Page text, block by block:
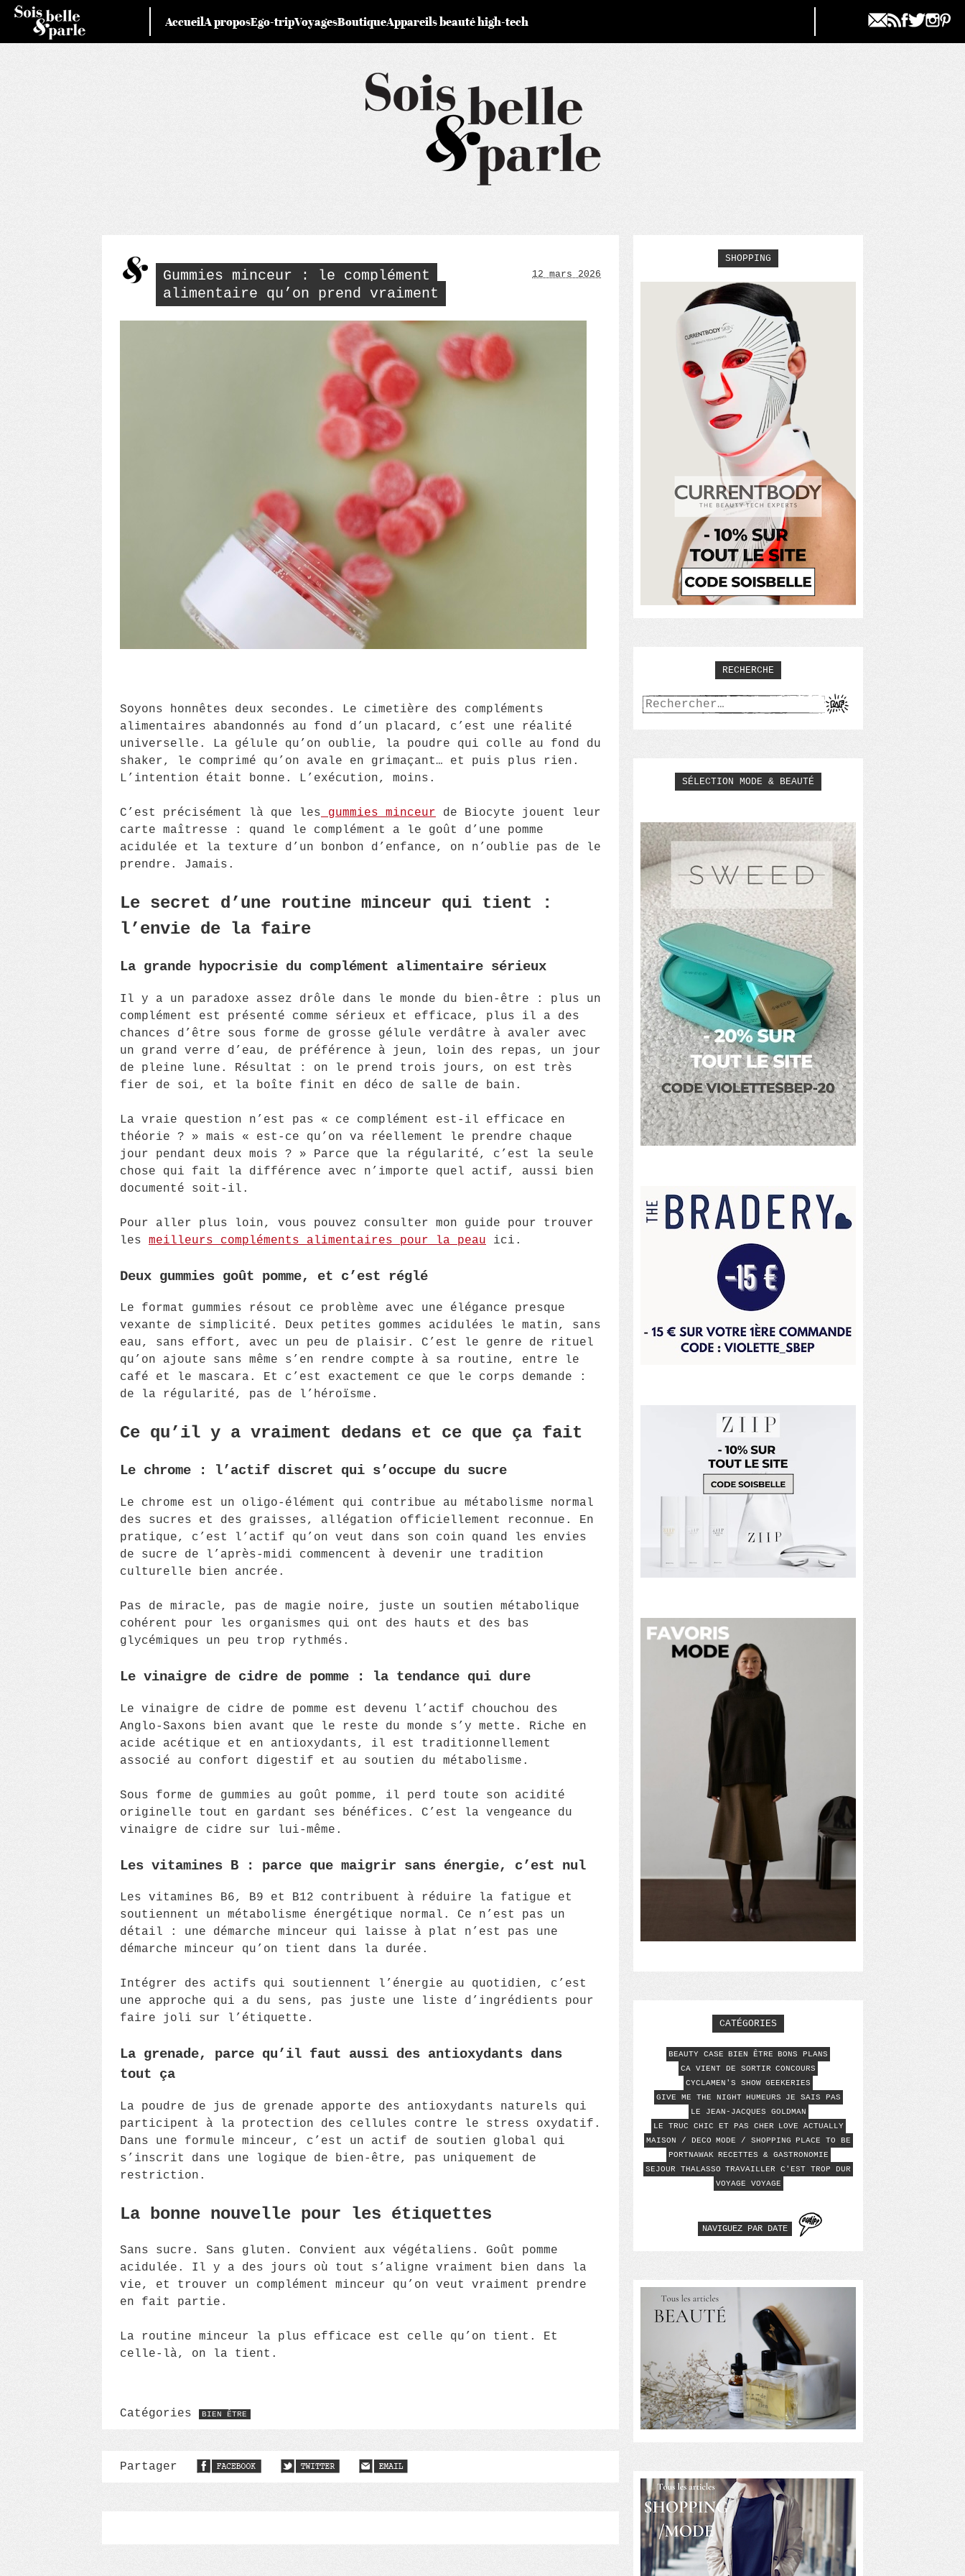
Skip
content
AccueilA proposEgo-tripVoyagesBoutiqueAppareils beauté high-tech
Gummies minceur : le complément
alimentaire qu’on prend vraiment
12 mars 2026
Soyons honnêtes deux secondes. Le cimetière des compléments
alimentaires abandonnés au fond d’un placard, c’est une réalité
universelle. La gélule qu’on oublie, la poudre qui colle au fond du
shaker, le comprimé qu’on avale en grimaçant… et puis plus rien.
L’intention était bonne. L’exécution, moins.
C’est précisément là que les gummies minceur de Biocyte jouent leur
carte maîtresse : quand le complément a le goût d’une pomme
acidulée et la texture d’un bonbon d’enfance, on n’oublie pas de le
prendre. Jamais.
Le secret d’une routine minceur qui tient :
l’envie de la faire
La grande hypocrisie du complément alimentaire sérieux
Il y a un paradoxe assez drôle dans le monde du bien-être : plus un
complément est présenté comme sérieux et efficace, plus il a des
chances d’être sous forme de grosse gélule verdâtre à avaler avec
un grand verre d’eau, de préférence à jeun, loin des repas, un jour
de pleine lune. Résultat : on le prend trois jours, on est très
fier de soi, et la boîte finit en déco de salle de bain.
La vraie question n’est pas « ce complément est-il efficace en
théorie ? » mais « est-ce qu’on va réellement le prendre chaque
jour pendant deux mois ? » Parce que la régularité, c’est la seule
chose qui fait la différence avec n’importe quel actif, aussi bien
documenté soit-il.
Pour aller plus loin, vous pouvez consulter mon guide pour trouver
les meilleurs compléments alimentaires pour la peau ici.
Deux gummies goût pomme, et c’est réglé
Le format gummies résout ce problème avec une élégance presque
vexante de simplicité. Deux petites gommes acidulées le matin, sans
eau, sans effort, avec un peu de plaisir. C’est le genre de rituel
qu’on ajoute sans même s’en rendre compte à sa routine, entre le
café et le mascara. Et c’est exactement ce que le corps demande :
de la régularité, pas de l’héroïsme.
Ce qu’il y a vraiment dedans et ce que ça fait
Le chrome : l’actif discret qui s’occupe du sucre
Le chrome est un oligo-élément qui contribue au métabolisme normal
des sucres et des graisses, allégation officiellement reconnue. En
pratique, c’est l’actif qu’on veut dans son coin quand les envies
de sucre de l’après-midi commencent à devenir une tradition
culturelle bien ancrée.
Pas de miracle, pas de magie noire, juste un soutien métabolique
cohérent pour les organismes qui ont des hauts et des bas
glycémiques un peu trop rythmés.
Le vinaigre de cidre de pomme : la tendance qui dure
Le vinaigre de cidre de pomme est devenu l’actif chouchou des
Anglo-Saxons bien avant que le reste du monde s’y mette. Riche en
acide acétique et en antioxydants, il est traditionnellement
associé au confort digestif et au soutien du métabolisme.
Sous forme de gummies au goût pomme, il perd toute son acidité
originelle tout en gardant ses bénéfices. C’est la vengeance du
vinaigre de cidre sur lui-même.
Les vitamines B : parce que maigrir sans énergie, c’est nul
Les vitamines B6, B9 et B12 contribuent à réduire la fatigue et
soutiennent un métabolisme énergétique normal. Ce n’est pas un
détail : une démarche minceur qui laisse à plat n’est pas une
démarche minceur qu’on tient dans la durée.
Intégrer des actifs qui soutiennent l’énergie au quotidien, c’est
une approche qui a du sens, pas juste une liste d’ingrédients pour
faire joli sur l’étiquette.
La grenade, parce qu’il faut aussi des antioxydants dans
tout ça
La poudre de jus de grenade apporte des antioxydants naturels qui
participent à la protection des cellules contre le stress oxydatif.
Dans une formule minceur, c’est un actif de soutien global qui
s’inscrit dans une logique de bien-être, pas uniquement de
restriction.
La bonne nouvelle pour les étiquettes
Sans sucre. Sans gluten. Convient aux végétaliens. Goût pomme
acidulée. Il y a des jours où tout s’aligne vraiment bien dans la
vie, et trouver un complément minceur qu’on veut vraiment prendre
en fait partie.
La routine minceur la plus efficace est celle qu’on tient. Et
celle-là, on la tient.
Catégories BIEN ÊTRE
Partager
SHOPPING
RECHERCHE
Rechercher :
SÉLECTION MODE & BEAUTÉ
CATÉGORIES
BEAUTY CASE BIEN ÊTRE BONS PLANS
CA VIENT DE SORTIR CONCOURS
CYCLAMEN'S SHOW GEEKERIES
GIVE ME THE NIGHT HUMEURS
JE SAIS PAS
LE JEAN-JACQUES GOLDMAN
LE TRUC CHIC ET PAS CHER
LOVE ACTUALLY
MAISON / DECO MODE / SHOPPING PLACE TO BE
PORTNAWAK RECETTES & GASTRONOMIE
SEJOUR THALASSO TRAVAILLER C'EST TROP DUR
VOYAGE VOYAGE
NAVIGUEZ PAR DATE